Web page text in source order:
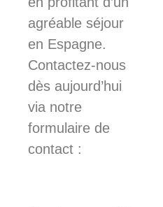
agréable séjour
en Espagne.
Contactez-nous
dès aujourd’hui
via notre
formulaire de
contact :